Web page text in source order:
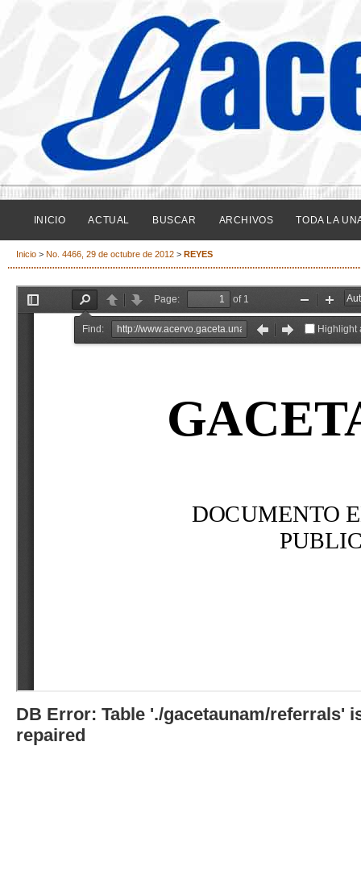
INICIO ACTUAL BUSCAR ARCHIVOS TODA LA
Inicio > No. 4466, 29 de octubre de 2012 > REYES
DB Error: Table './gacetaunam/referrals'
repaired